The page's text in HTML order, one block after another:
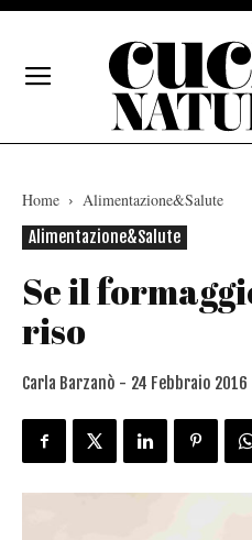
Home
Alimentazione&Salute
Alimentazione&Salute
Se il
riso
Carla Barzanò - 24 Febbraio 2016